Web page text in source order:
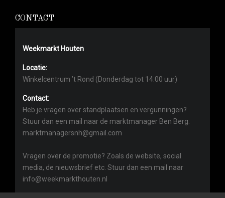
CONTACT
Weekmarkt Houten
Locatie:
Winkelcentrum ’t Rond (Donderdag tot 14:00 uur)
Contact:
Heb je vragen over standplaatsen en vergunningen?
Stuur dan een mail naar de marktmanager Ben Berg:
marktmanagersnh@gmail.com
Vragen over de promotie? Zoals de website, social
media, de nieuwsbrief etc. Stuur dan een mail naar
info@weekmarkthouten.nl